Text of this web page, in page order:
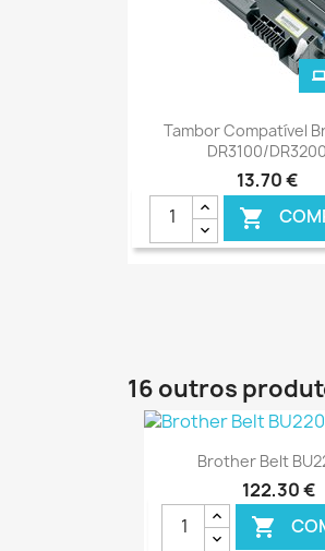
Ver+
Tambor Compatível
DR3100/DR3200
13,70 €

16 outros
Ver+
Brother Belt
122,30 €
